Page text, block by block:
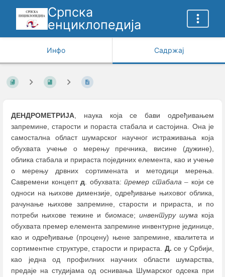
Српска
енциклопедија
Инфо Садржај
ДЕНДРОМЕТРИЈА, наука која се бави одређивањем
запремине, старости и пораста стабала и састојина. Она је
самостална област шумарског научног истраживања која
обухвата учење о мерењу пречника, висине (дужине),
облика стабала и прираста појединих елемента, као и учење
о мерењу дрвних сортимената и методици мерења.
Савремени концепт д. обухвата: премер стабала – који се
односи на њихове димензије, одређивање њиховог облика,
рачунање њихове запремине, старости и прираста, и по
потреби њихове тежине и биомасе; инвентуру шумакоја
обухвата премер елемента запремине инвентурне јединице,
као и одређивање (процену) њене запремине, квалитета и
сортиментне структуре, старости и прираста. Д. се у Србији,
као једна од профилних научних области шумарства,
предаје на студијама од оснивања Шумарског одсека при